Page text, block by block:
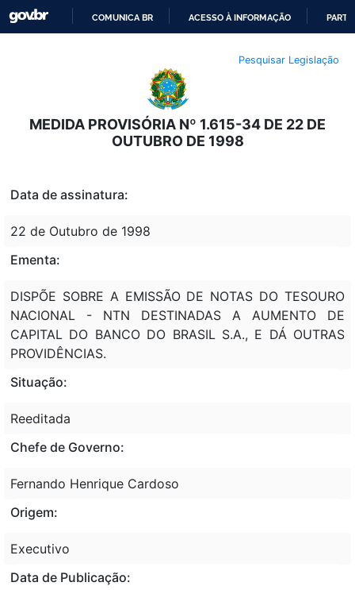
O
CONTEÚDO
COMUNICA BR ACESSO À INFORMAÇÃO
Pesquisar Legislação
MEDIDA PROVISÓRIA Nº 1.615-34 DE 22 DE
OUTUBRO DE 1998
Data de assinatura:
22 de Outubro de 1998
Ementa:
DISPÕE SOBRE A EMISSÃO DE NOTAS DO TESOURO
NACIONAL - NTN DESTINADAS A AUMENTO DE
CAPITAL DO BANCO DO BRASIL S.A., E DÁ OUTRAS
PROVIDÊNCIAS.
Situação:
Reeditada
Chefe de Governo:
Fernando Henrique Cardoso
Origem:
Executivo
Data de Publicação: